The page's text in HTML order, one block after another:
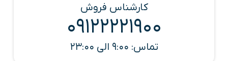
کارشناس فروش
09122221900
تماس: 9:00 الی 23:00